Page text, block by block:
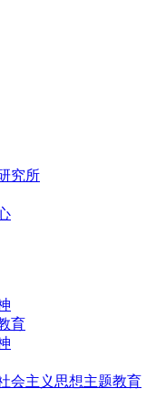
究所
育
会主义思想主题教育